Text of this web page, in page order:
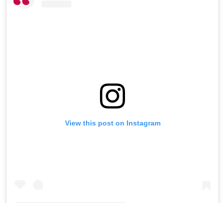
View this post on Instagram